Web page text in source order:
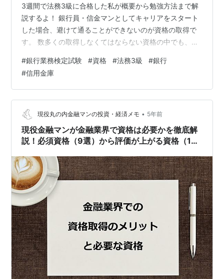
3週間で法務3級に合格した私が概要から勉強方法まで解
説するよ！ 銀行員・信金マンとしてキャリアをスタート
した場合、避けて通ることができないのが資格の取得で
す。 数多くの取得しなくてはならない資格の中でも、特
なります。 銀行業務検定法務3級を取得した後のおすす
め資格まで紹介します！ 法務3級の合格方法から合格後
に受ける資格までわかるんだね！ この記事では以下のよ
うな悩みを解決します！ ◆この記事で解決する悩み◆ 法
務3級を取得するメリットって何があるの？ 法務3級の難
易度は？ 法務3級を短…
#銀行業務検定試験 #資格 #法務3級 #銀行
#信用金庫
現役丸の内金融マンの投資・経済メモ • 5年前
現役金融マンが金融業界で資格は必要かを徹底解
説！必須資格（9選）から評価が上がる資格（10